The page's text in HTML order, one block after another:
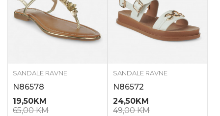
SANDALE RAVNE
N86578
19,50KM
65,00KM
SANDALE RAVNE
N86572
24,50KM
49,00KM